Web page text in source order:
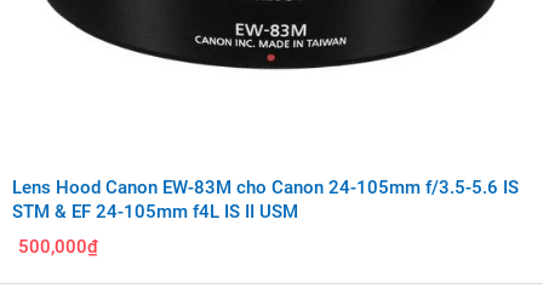
Lens Hood Canon EW-83M cho Canon 24-105mm f/3.5-5.6 IS
STM & EF 24-105mm f4L IS II USM
500,000₫